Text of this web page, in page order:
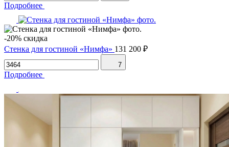
Подробнее
-20% скидка
Стенка для гостиной «Нимфа» 131 200 ₽
7
Подробнее